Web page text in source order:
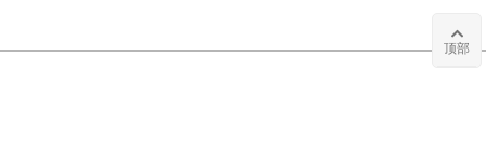
顶部